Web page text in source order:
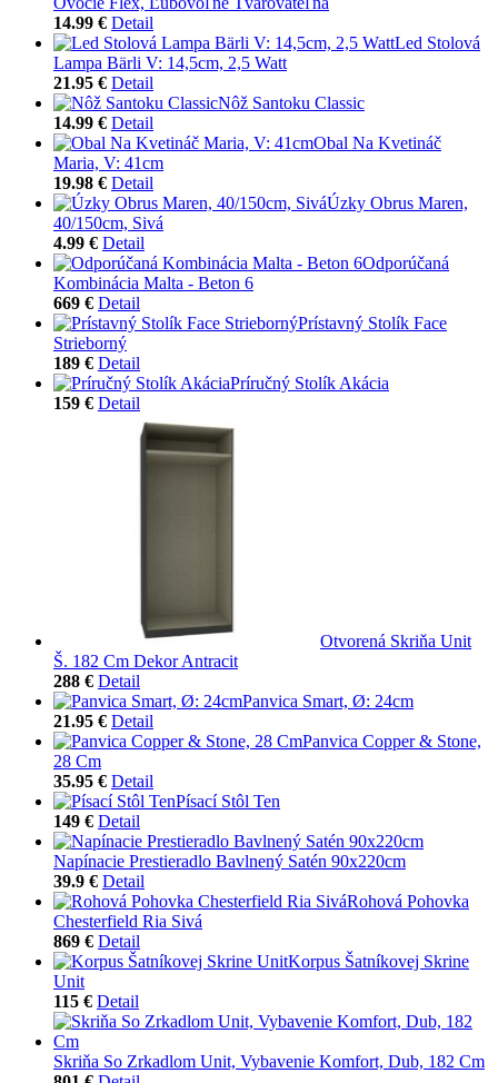
14.99 € Detail
Led Stolová
Lampa Bärli V: 14,5cm, 2,5 Watt
21.95 € Detail
Nôž Santoku Classic
14.99 € Detail
Obal Na Kvetináč
Maria, V: 41cm
19.98 € Detail
Úzky Obrus Maren,
40/150cm, Sivá
4.99 € Detail
Odporúčaná
Kombinácia Malta - Beton 6
669 € Detail
Prístavný Stolík Face
Strieborný
189 € Detail
Príručný Stolík Akácia
159 € Detail
Otvorená Skriňa Unit
Š. 182 Cm Dekor Antracit
288 € Detail
Panvica Smart, Ø: 24cm
21.95 € Detail
Panvica Copper & Stone,
28 Cm
35.95 € Detail
Písací Stôl Ten
149 € Detail
Napínacie Prestieradlo Bavlnený Satén 90x220cm
39.9 € Detail
Rohová Pohovka
Chesterfield Ria Sivá
869 € Detail
Korpus Šatníkovej Skrine
Unit
115 € Detail
Skriňa So Zrkadlom Unit, Vybavenie Komfort, Dub, 182 Cm